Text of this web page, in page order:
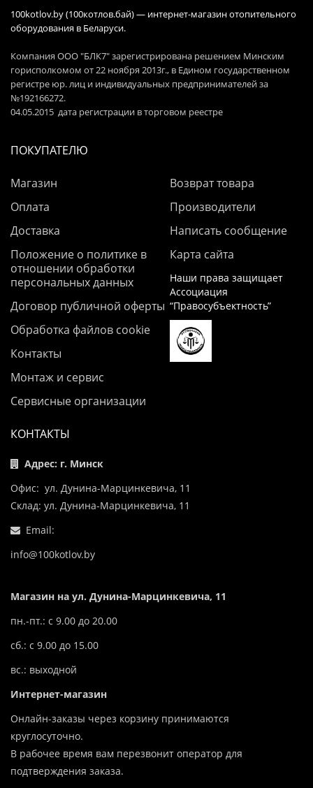
100kotlov.by (100котлов.бай) — интернет-магазин отопительного
оборудования в Беларуси.
Компания ООО "БЛК7" зарегистрирована решением Минским
горисполкомом от 22 ноября 2013г., в Едином государственном
регистре юр. лиц и индивидуальных предпринимателей за
№192166272.
04.05.2015 дата регистрации в торговом реестре
ПОКУПАТЕЛЮ
Магазин
Оплата
Доставка
Положение о политике в
отношении обработки
персональных данных
Договор публичной оферты
Обработка файлов cookie
Контакты
Монтаж и сервис
Сервисные организации
Возврат товара
Производители
Написать сообщение
Карта сайта
Наши права защищает
Ассоциация
“Правосубъектность”
КОНТАКТЫ
Адрес: г. Минск
Офис: ул. Дунина-Марцинкевича, 11
Склад: ул. Дунина-Марцинкевича, 11
Email:
info@100kotlov.by
Магазин на ул. Дунина-Марцинкевича, 11
пн.-пт.: с 9.00 до 20.00
сб.: с 9.00 до 15.00
вс.: выходной
Интернет-магазин
Онлайн-заказы через корзину принимаются
круглосуточно.
В рабочее время вам перезвонит оператор для
подтверждения заказа.